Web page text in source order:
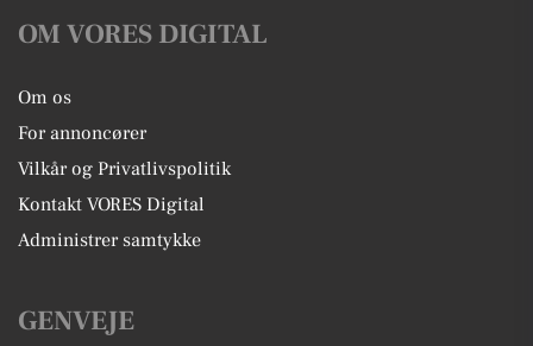
OM VORES DIGITAL
Om os
For annoncører
Vilkår og Privatlivspolitik
Kontakt VORES Digital
Administrer samtykke
GENVEJE